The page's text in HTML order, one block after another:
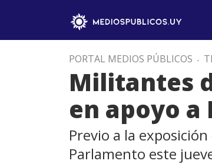
PORTAL MEDIOS PÚBLICOS .
Militantes
en apoyo a
Previo a la
Parlamento este